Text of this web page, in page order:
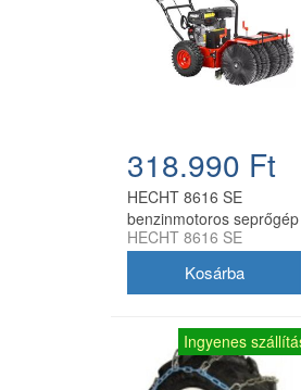
318.990 Ft
HECHT 8616 SE
benzinmotoros seprőgép
55-61-62 cm, 4,9 LE,
HECHT 8616 SE
Ingyenes